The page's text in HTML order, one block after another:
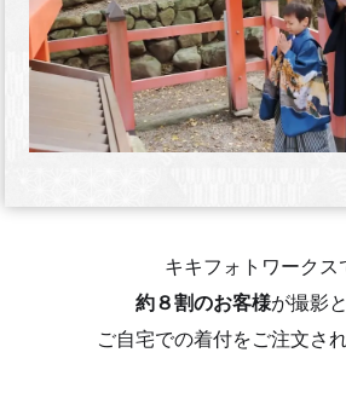
キキフォトワークス
約８割のお客様が撮影
ご自宅での着付をご注文さ